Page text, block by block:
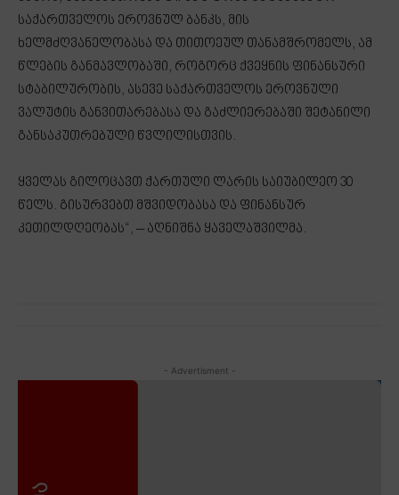
საქართველოს ეროვნულ ბანკს, მის
ხელმძღვანელობასა და თითოეულ თანამშრომელს, ამ
წლების განმავლობაში, როგორც ქვეყნის ფინანსური
სტაბილურობის, ასევე საქართველოს ეროვნული
ვალუტის განვითარებასა და გაძლიერებაში შეტანილი
განსაკუთრებული წვლილისთვის.
ყველას გილოცავთ ქართული ლარის საიუბილეო 30
წელს. გისურვებთ მშვიდობასა და ფინანსურ
კეთილდღეობას“, – აღნიშნა ყაველაშვილმა.
- Advertisment -